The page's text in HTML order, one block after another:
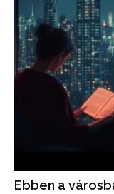
Ebben a